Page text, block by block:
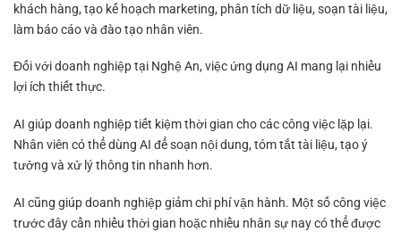
khách hàng, tạo kế hoạch marketing, phân tích dữ liệu, soạn tài liệu,
làm báo cáo và đào tạo nhân viên.
Đối với doanh nghiệp tại Nghệ An, việc ứng dụng AI mang lại nhiều
lợi ích thiết thực.
AI giúp doanh nghiệp tiết kiệm thời gian cho các công việc lặp lại.
Nhân viên có thể dùng AI để soạn nội dung, tóm tắt tài liệu, tạo ý
tưởng và xử lý thông tin nhanh hơn.
AI cũng giúp doanh nghiệp giảm chi phí vận hành. Một số công việc
trước đây cần nhiều thời gian hoặc nhiều nhân sự nay có thể được